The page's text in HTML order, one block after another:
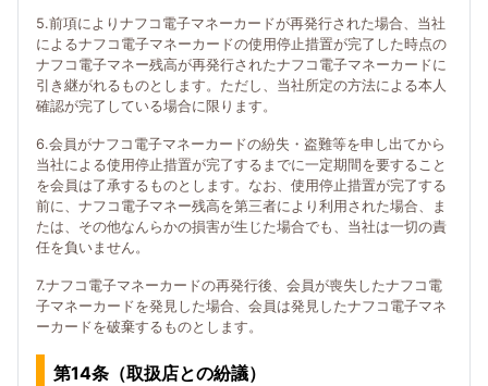
5.前項によりナフコ電子マネーカードが再発行された場合、当社
によるナフコ電子マネーカードの使用停止措置が完了した時点の
ナフコ電子マネー残高が再発行されたナフコ電子マネーカードに
引き継がれるものとします。ただし、当社所定の方法による本人
確認が完了している場合に限ります。
6.会員がナフコ電子マネーカードの紛失・盗難等を申し出てから
当社による使用停止措置が完了するまでに一定期間を要すること
を会員は了承するものとします。なお、使用停止措置が完了する
前に、ナフコ電子マネー残高を第三者により利用された場合、ま
たは、その他なんらかの損害が生じた場合でも、当社は一切の責
任を負いません。
7.ナフコ電子マネーカードの再発行後、会員が喪失したナフコ電
子マネーカードを発見した場合、会員は発見したナフコ電子マネ
ーカードを破棄するものとします。
第14条（取扱店との紛議）